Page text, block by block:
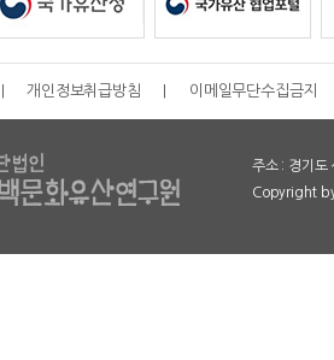
개인정보취급방침 이메일무단수집금지
주소 : 경기
Copyright